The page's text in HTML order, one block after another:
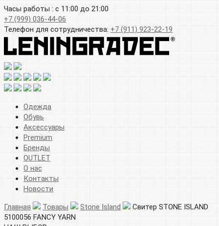
Часы работы : с 11:00 до 21:00
+7 (999) 036-44-06
Телефон для сотрудничества: +7 (911) 923-22-19
Одежда
Обувь
Аксессуары
Premium
Бренды
OUTLET
О нас
Контакты
Новости
Главная Товары Stone Island
Свитер STONE ISLAND
5100056 FANCY YARN